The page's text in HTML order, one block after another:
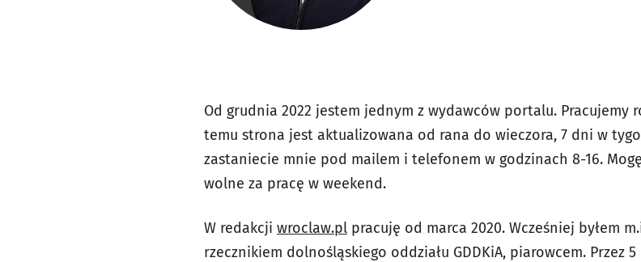
Od grudnia 2022 jestem jednym z wydawców portalu. Pracujemy
temu strona jest aktualizowana od rana do wieczora, 7 dni w
zastaniecie mnie pod mailem i telefonem w godzinach 8-16.
wolne za pracę w weekend.
W redakcji wroclaw.pl pracuję od marca 2020. Wcześniej byłem
rzecznikiem dolnośląskiego oddziału GDDKiA, piarowcem. Przez